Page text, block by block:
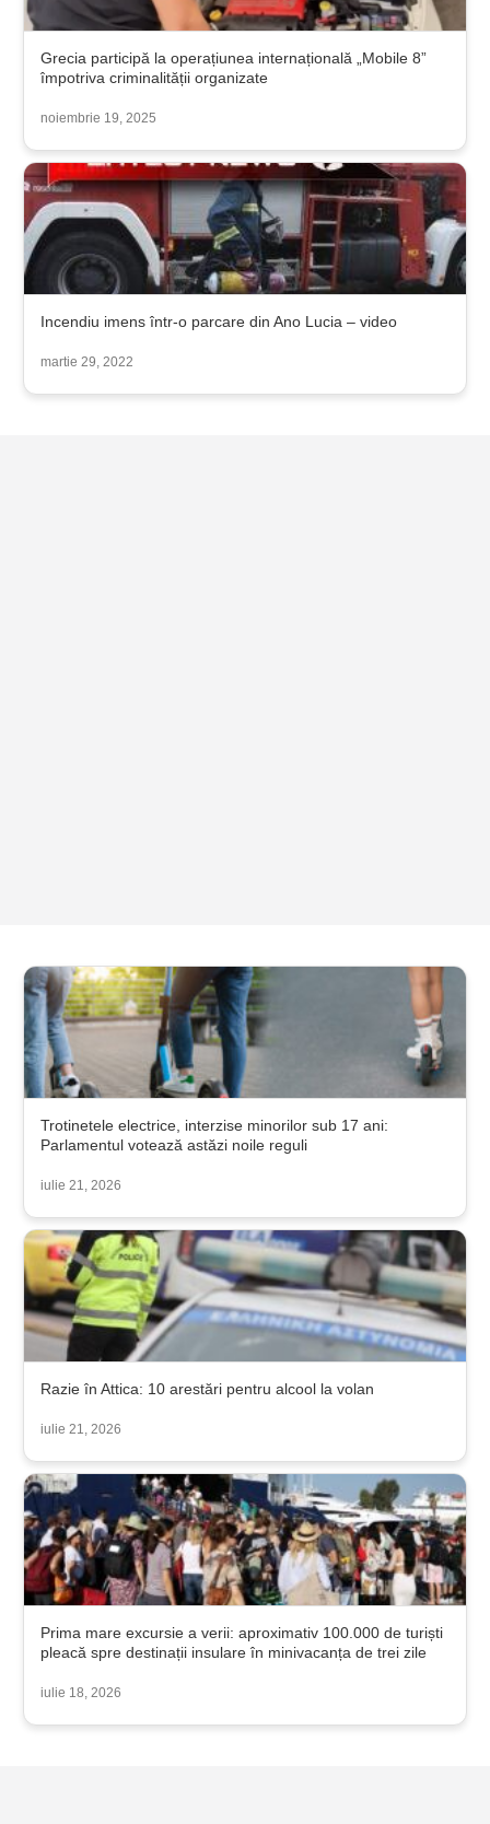
Grecia participă la operațiunea internațională „Mobile 8”
împotriva criminalității organizate
noiembrie 19, 2025
Incendiu imens într-o parcare din Ano Lucia – video
martie 29, 2022
Trotinetele electrice, interzise minorilor sub 17 ani:
Parlamentul votează astăzi noile reguli
iulie 21, 2026
Razie în Attica: 10 arestări pentru alcool la volan
iulie 21, 2026
Prima mare excursie a verii: aproximativ 100.000 de turiști
pleacă spre destinații insulare în minivacanța de trei zile
iulie 18, 2026